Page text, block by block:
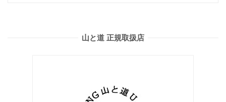
山と道 正規取扱店